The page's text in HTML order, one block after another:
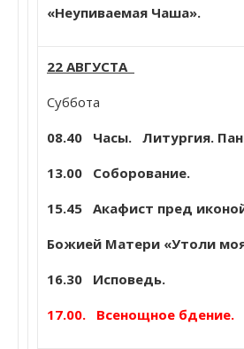
«Неупиваемая Чаша».
22 АВГУСТА
Суббота
08.40 Часы. Литургия.
13.00 Соборование.
15.45 Акафист пред
Божией Матери «Утоли
16.30 Исповедь.
17.00. Всенощное бдение.